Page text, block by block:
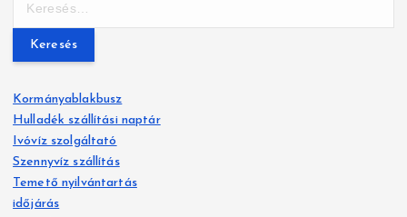
e
é
s
:
Kormányablakbusz
Hulladék szállítási naptár
Ivóvíz szolgáltató
Szennyvíz szállítás
Temető nyilvántartás
időjárás